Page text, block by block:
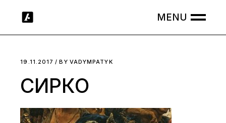
19.11.2017 BY VADYMPATYK
СИРКО